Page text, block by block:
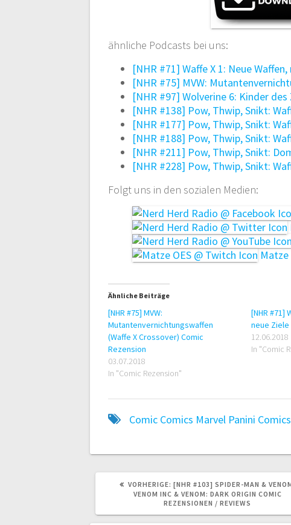
ähnliche Podcasts bei uns:
[NHR #71] Waffe X 1: Neue
[NHR #75] MVW:
[NHR #97] Wolverine 6: Kinder
[NHR #138] Pow, Thwip, Snikt:
[NHR #177] Pow, Thwip, Snikt:
[NHR #188] Pow, Thwip, Snikt:
[NHR #211] Pow, Thwip, Snikt:
[NHR #228] Pow, Thwip, Snikt:
Folgt uns in den sozialen Medien:
Matze
Ähnliche Beiträge
[NHR #75] MVW:
Mutantenvernichtungswaffen
(Waffe X Crossover) Comic
Rezension
03.07.2018
In "Comic Rezension"
[NHR #71]
neue Ziele
12.06.2018
In "Comic
Comic Comics Marvel Panini Comics
VORHERIGE: VORHERIGER
BEITRAG:
[NHR #103] SPIDER-MAN &
VENOM INC & VENOM: DARK ORIGIN COMIC
REZENSIONEN / REVIEWS